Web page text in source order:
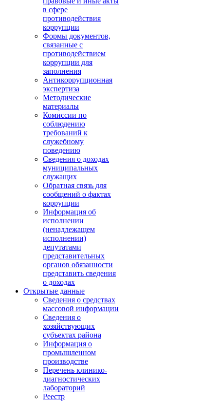
в сфере
противодействия
коррупции
Формы документов,
связанные с
противодействием
коррупции для
заполнения
Антикоррупционная
экспертиза
Методические
материалы
Комиссии по
соблюдению
требований к
служебному
поведению
Сведения о доходах
муниципальных
служащих
Обратная связь для
сообщений о фактах
коррупции
Информация об
исполнении
(ненадлежащем
исполнении)
депутатами
представительных
органов обязанности
представить сведения
о доходах
Открытые данные
Сведения о средствах
массовой информации
Сведения о
хозяйствующих
субъектах района
Информация о
промышленном
производстве
Перечень клинико-
диагностических
лабораторий
Реестр